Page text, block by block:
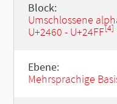
Block:
Umschlossene
U+2460 - U+24FF[4]
Ebene:
Mehrsprachige